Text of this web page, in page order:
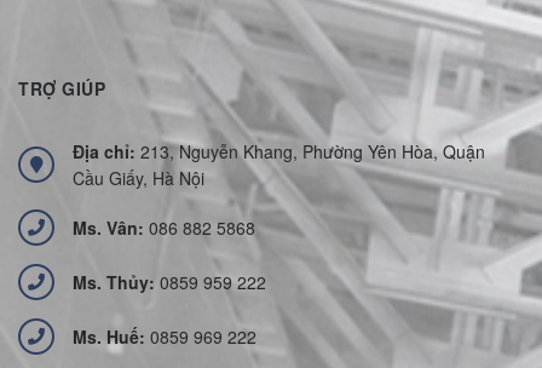
TRỢ GIÚP
Địa chỉ: 213, Nguyễn Khang, Phường Yên Hòa, Quận
Cầu Giấy, Hà Nội
Ms. Vân: 086 882 5868
Ms. Thủy: 0859 959 222
Ms. Huế: 0859 969 222